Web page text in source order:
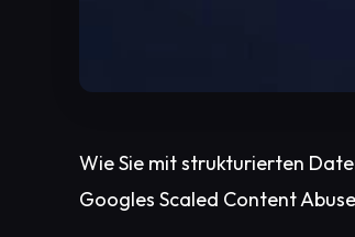
Wie Sie mit strukturierten
Googles Scaled Content